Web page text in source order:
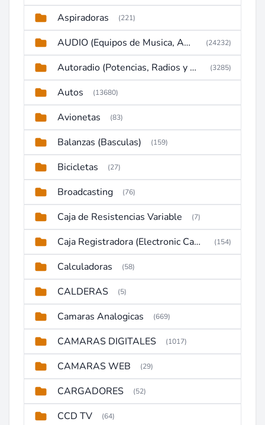
Aspiradoras (221)
AUDIO (Equipos de Musica, Amplificadores, Reproductores, Etc) (24232)
Autoradio (Potencias, Radios y DVD) (3285)
Autos (13680)
Avionetas (83)
Balanzas (Basculas) (159)
Bicicletas (27)
Broadcasting (76)
Caja de Resistencias Variable (7)
Caja Registradora (Electronic Cash Register) (154)
Calculadoras (58)
CALDERAS (5)
Camaras Analogicas (669)
CAMARAS DIGITALES (1017)
CAMARAS WEB (29)
CARGADORES (52)
CCD TV (64)